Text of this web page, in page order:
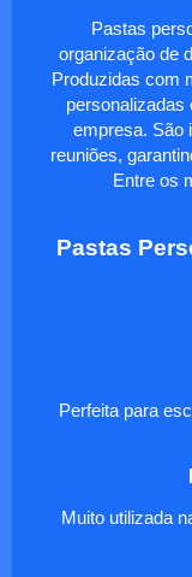
Pastas
organização de
Produzidas com
personalizadas
empresa. São
reuniões,
Entre os
Pastas
Perfeita para
Muito utilizada